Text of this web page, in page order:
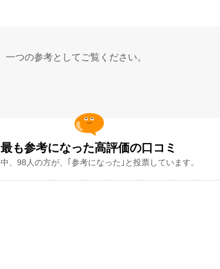
つの参考としてご覧ください。
最も参考になった高評価の口コミ
、98人の方が、｢参考になった｣と投票しています。